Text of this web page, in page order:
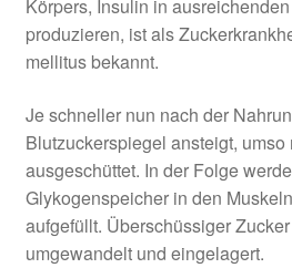
Körpers, Insulin in
produzieren, ist als
mellitus bekannt.
Je schneller nun nach der
Blutzuckerspiegel ansteigt,
ausgeschüttet. In der Folge
Glykogenspeicher in den
aufgefüllt. Überschüssiger
umgewandelt und eingelagert.